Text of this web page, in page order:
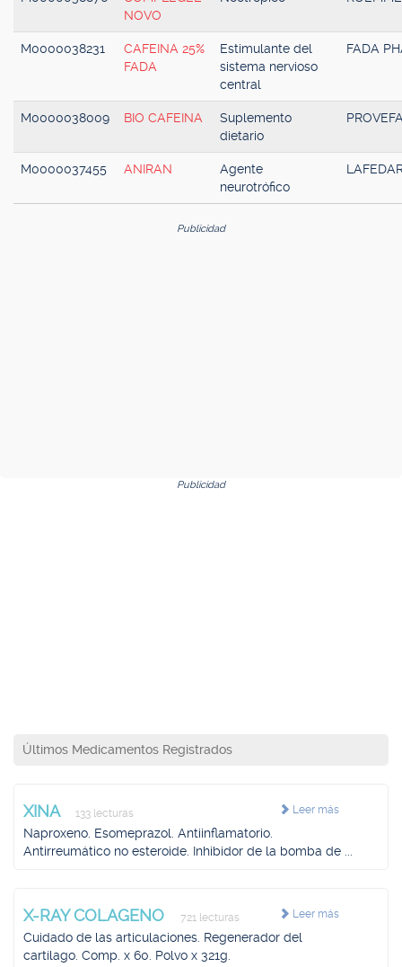
NOVO
M0000038231
CAFEINA 25%
FADA
Estimulante del
sistema nervioso
central
FADA
M0000038009 BIO CAFEINA
Suplemento
dietario
M0000037455 ANIRAN
Agente
neurotrófico
Publicidad
Publicidad
Últimos Medicamentos Registrados
Leer más
XINA 133 lecturas
Naproxeno. Esomeprazol. Antiinflamatorio.
Antirreumático no esteroide. Inhibidor de la bomba de ...
Leer más
X-RAY COLAGENO 721 lecturas
Cuidado de las articulaciones. Regenerador del
cartílago. Comp. x 60. Polvo x 321g.